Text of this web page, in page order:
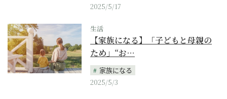
2025/5/17
生活
【家族になる】「子どもと母親の
ため」“お…
家族になる
2025/5/3